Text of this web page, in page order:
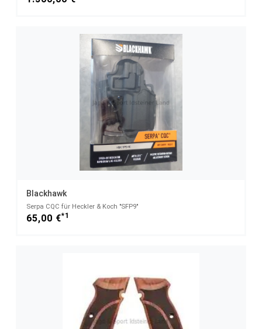
Blackhawk
Serpa CQC für Heckler & Koch "SFP9"
65,00 €*1